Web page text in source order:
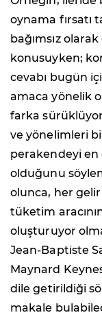
oynama fırsatı
bağımsız olarak
konusuyken;
cevabı bugün
amaca yönelik
farka
ve yönelimleri
perakendeyi
olduğunu
olunca, her
tüketim
oluşturuyor
Jean-Baptiste
Maynard
dile getirildiği
makale